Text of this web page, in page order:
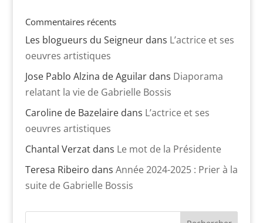
Commentaires récents
Les blogueurs du Seigneurdans L’actrice et ses
oeuvres artistiques
Jose Pablo Alzina de Aguilardans Diaporama
relatant la vie de Gabrielle Bossis
Caroline de Bazelairedans L’actrice et ses
oeuvres artistiques
Chantal Verzatdans Le mot de la Présidente
Teresa Ribeiro dans Année 2024-2025 : Prier à la
suite de Gabrielle Bossis